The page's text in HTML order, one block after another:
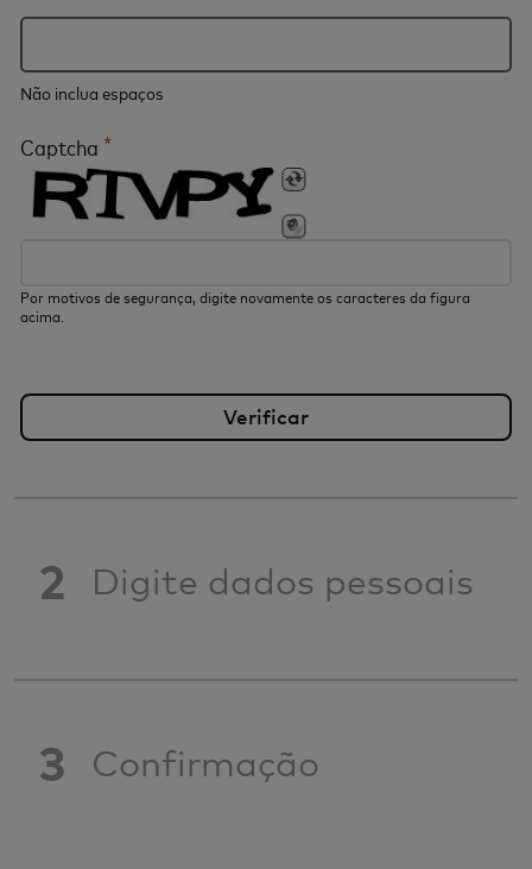
Não inclua espaços
Captcha *
Por motivos de segurança, digite novamente os caracteres da figura
acima.
2 Digite dados pessoais
3 Confirmação